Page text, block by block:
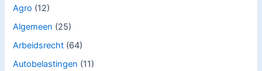
Agro (12)
Algemeen (25)
Arbeidsrecht (64)
Autobelastingen (11)